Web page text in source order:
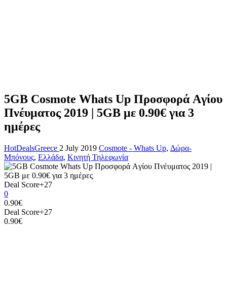
5GB Cosmote Whats Up Προσφορά Aγίου
Πνέυματος 2019 | 5GB με 0.90€ για 3
ημέρες
HotDealsGreece 2 July 2019 Cosmote - Whats Up, Δώρα-
Μπόνους, Ελλάδα, Κινητή Τηλεφωνία
Deal Score+27
0
0.90€
Deal Score+27
0.90€